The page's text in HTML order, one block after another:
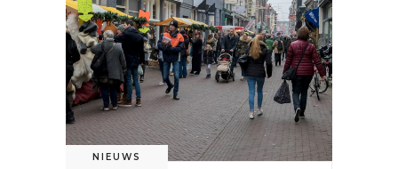
NIEUWS